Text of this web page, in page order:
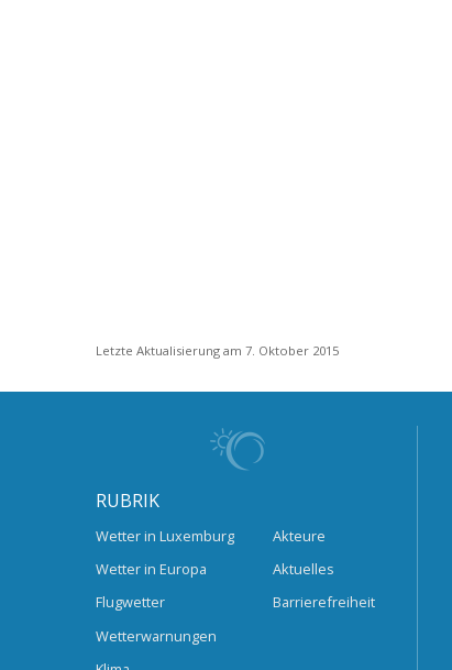
Letzte Aktualisierung am 7. Oktober 2015
RUBRIK
Wetter in Luxemburg
Wetter in Europa
Flugwetter
Wetterwarnungen
Akteure
Aktuelles
Barrierefreiheit